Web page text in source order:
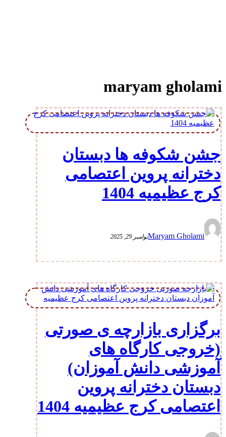
maryam gholami
جشن شکوفه ها دبستان
دخترانه پروین اعتصامی
کرج عظیمیه 1404
Maryam Gholamiنوامبر 29, 2025
برگزاری بازارچه ی صورتی
(خروجی کارگاه های
آموزشی دانش آموزان)
دبستان دخترانه پروین
اعتصامی کرج عظیمیه 1404